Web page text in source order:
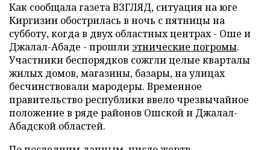
Как сообщала газета ВЗГЛЯД, ситуация на юге
Киргизии обострилась в ночь с пятницы на
субботу, когда в двух областных центрах - Оше и
Джалал-Абаде - прошли этнические погромы.
Участники беспорядков сожгли целые кварталы
жилых домов, магазины, базары, на улицах
бесчинствовали мародеры. Временное
правительство республики ввело чрезвычайное
положение в ряде районов Ошской и Джалал-
Абадской областей.